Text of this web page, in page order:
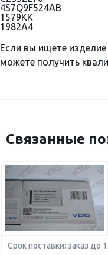
4S7Q9F524AB
1579KK
1982A4
Если вы ищете
можете получить
Связанные
Срок поставки: заказ до